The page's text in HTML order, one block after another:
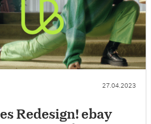
27.04.2023
Redesign! ebay